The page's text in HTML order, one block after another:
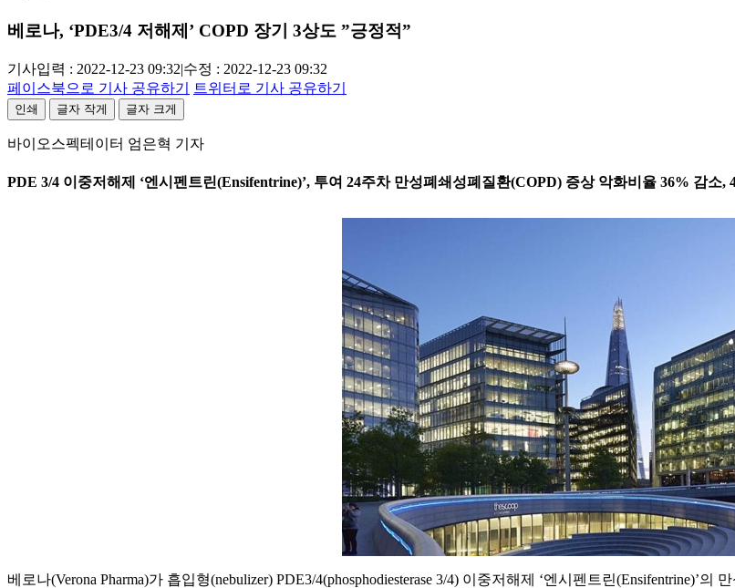
베로나, ‘PDE3/4 저해제’ COPD 장기 3상도 ”긍정적”
기사입력 : 2022-12-23 09:32|수정 : 2022-12-23 09:32
페이스북으로 기사 공유하기
트위터로 기사 공유하기
인쇄 글자 작게 글자 크게
바이오스펙테이터 엄은혁 기자
PDE 3/4 이중저해제 ‘엔시펜트린(Ensifentrine)’, 투여 24주차 만성폐쇄성폐질환(COPD) 증상 악화비율 36% 감소,
베로나(Verona Pharma)가 흡입형(nebulizer) PDE3/4(phosphodiesterase 3/4) 이중저해제 ‘엔시펜트린(Ensifentrine)’의